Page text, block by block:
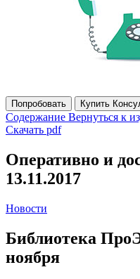
Попробовать Купить
Содержание Вернуться к
Скачать pdf
Оперативно и
13.11.2017
Новости
Библиотека
ноября